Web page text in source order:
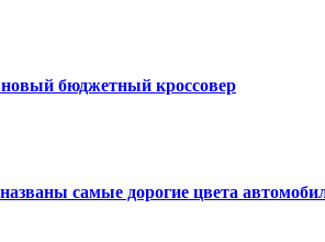
бюджетный кроссовер
самые дорогие цвета